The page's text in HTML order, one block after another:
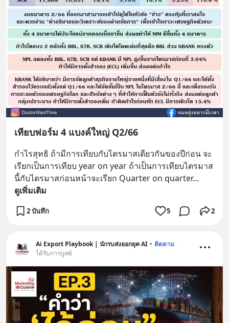
เทียบฟอร์ม 4 แบงค์ใหญ่ Q2/66
กำไรสุทธิ ถ้ามีการเทียบกับไตรมาสเดียวกันของปีก่อน จะ
เรียกเป็นการเทียบ year on year ถ้าเป็นการเทียบไตรมาส
นี้กับไตรมาสก่อนหน้าจะเรียก Quarter on quarter...
ดูเพิ่มเติม
2 บันทึก 5 2
Ai Export Playbook | นักรบส่งออกยุค AI • ติดตาม
ได้รับการบูสต์